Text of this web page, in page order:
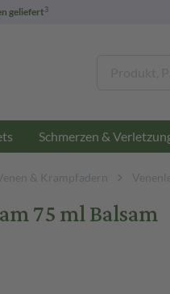
geliefert3
Schmerzen &
& Krampfadern
75 ml Balsam